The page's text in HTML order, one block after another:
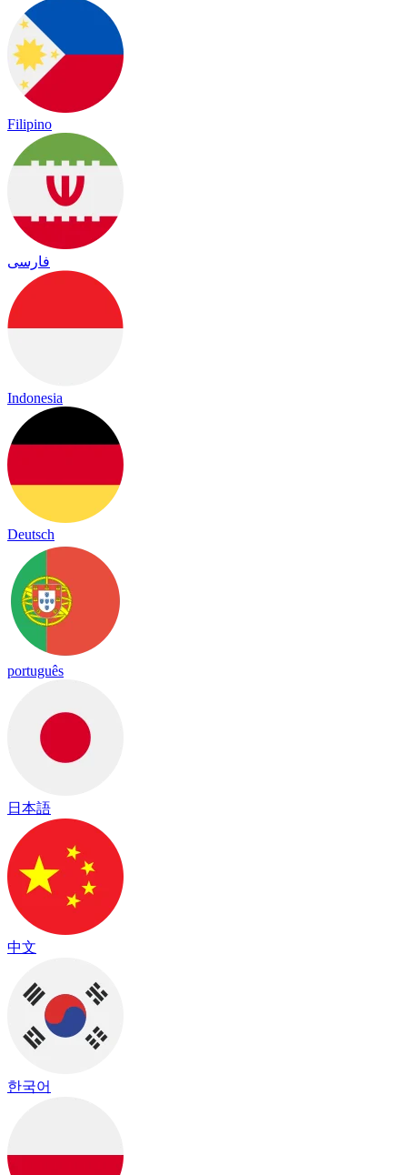
Filipino
فارسی
Indonesia
Deutsch
português
日本語
中文
한국어